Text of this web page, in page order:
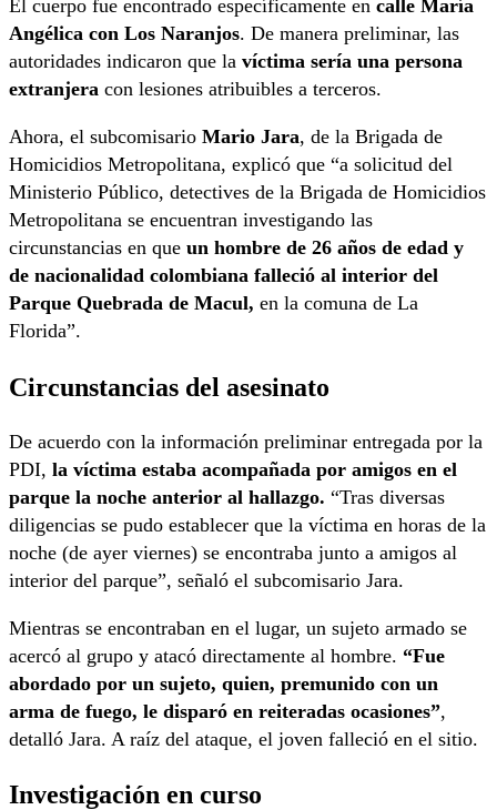
El cuerpo fue encontrado específicamente en calle María
Angélica con Los Naranjos. De manera preliminar, las
autoridades indicaron que la víctima sería una persona
extranjera con lesiones atribuibles a terceros.
Ahora, el subcomisario Mario Jara, de la Brigada de
Homicidios Metropolitana, explicó que “a solicitud del
Ministerio Público, detectives de la Brigada de Homicidios
Metropolitana se encuentran investigando las
circunstancias en que un hombre de 26 años de edad y
de nacionalidad colombiana falleció al interior del
Parque Quebrada de Macul, en la comuna de La
Florida”.
Circunstancias del asesinato
De acuerdo con la información preliminar entregada por la
PDI, la víctima estaba acompañada por amigos en el
parque la noche anterior al hallazgo. “Tras diversas
diligencias se pudo establecer que la víctima en horas de la
noche (de ayer viernes) se encontraba junto a amigos al
interior del parque”, señaló el subcomisario Jara.
Mientras se encontraban en el lugar, un sujeto armado se
acercó al grupo y atacó directamente al hombre. “Fue
abordado por un sujeto, quien, premunido con un
arma de fuego, le disparó en reiteradas ocasiones”,
detalló Jara. A raíz del ataque, el joven falleció en el sitio.
Investigación en curso